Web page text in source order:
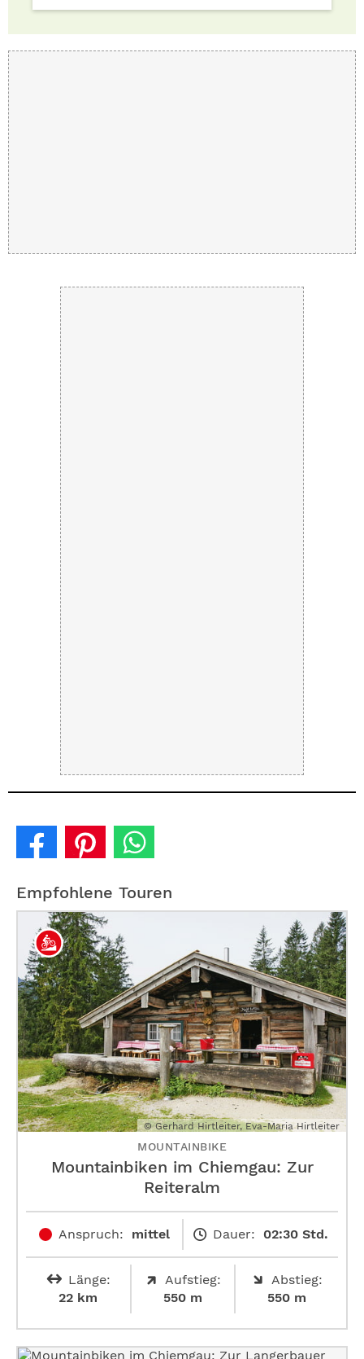
Empfohlene Touren
© Gerhard Hirtleiter, Eva-Maria Hirtleiter
MOUNTAINBIKE
Mountainbiken im Chiemgau: Zur
Reiteralm
Anspruch: mittel Dauer: 02:30 Std.
Länge:
22 km
Aufstieg:
550 m
Abstieg:
550 m